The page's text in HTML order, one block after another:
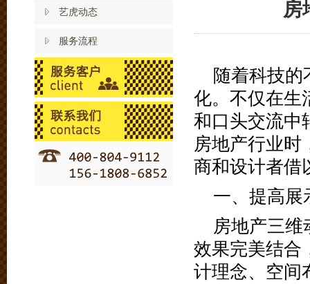
艺虎动态
服务流程
房
随着科技
化。不仅在生
和口头交流中
房地产行业时
商和设计者借
一、提高展
房地产三
效果完美结合
计理念、空间